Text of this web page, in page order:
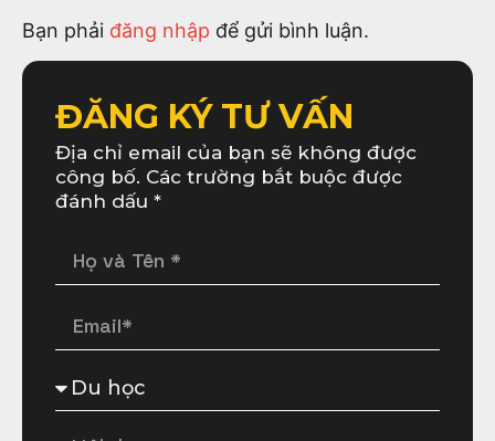
Bạn phải đăng nhập để gửi bình luận.
ĐĂNG KÝ TƯ VẤN
Địa chỉ email của bạn sẽ không được
công bố. Các trường bắt buộc được
đánh dấu *